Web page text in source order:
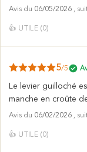
Avis du 06/05/2026 ,
👍 UTILE (0)
5/5
Le levier guilloché
manche en croûte
Avis du 06/02/2026 ,
👍 UTILE (0)